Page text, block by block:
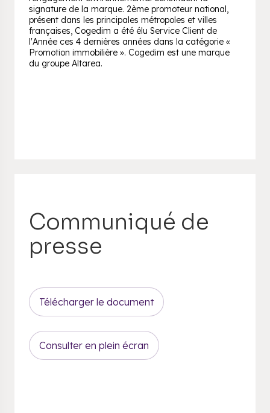
signature de la marque. 2ème promoteur national,
présent dans les principales métropoles et villes
françaises, Cogedim a été élu Service Client de
l'Année ces 4 dernières années dans la catégorie «
Promotion immobilière ». Cogedim est une marque
du groupe Altarea.
Communiqué de
presse
Télécharger le document
Consulter en plein écran